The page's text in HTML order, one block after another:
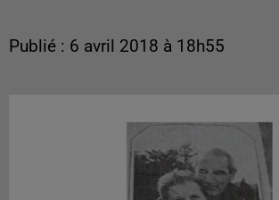
Publié : 6 avril 2018 à 18h55